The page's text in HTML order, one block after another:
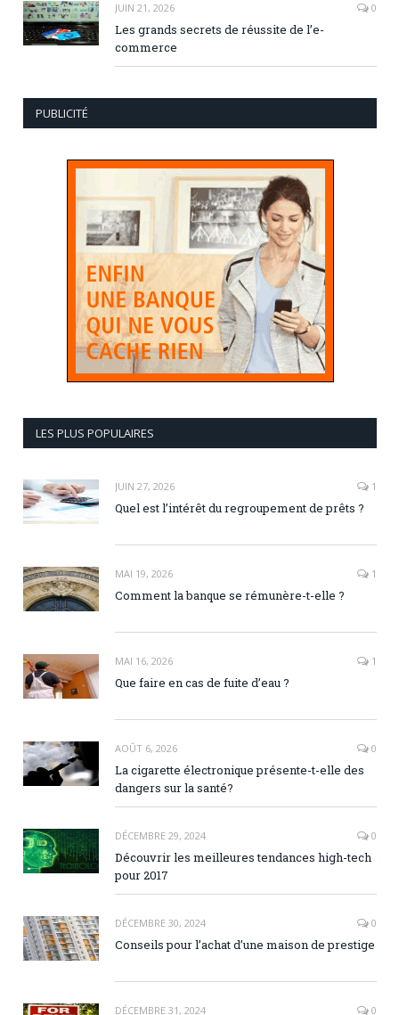
JUIN 21, 2026 0
Les grands secrets de réussite de l’e-
commerce
PUBLICITÉ
LES PLUS POPULAIRES
JUIN 27, 2026 1
Quel est l’intérêt du regroupement de prêts ?
MAI 19, 2026 1
Comment la banque se rémunère-t-elle ?
MAI 16, 2026 1
Que faire en cas de fuite d’eau ?
AOÛT 6, 2026 0
La cigarette électronique présente-t-elle des
dangers sur la santé?
DÉCEMBRE 29, 2024 0
Découvrir les meilleures tendances high-tech
pour 2017
DÉCEMBRE 30, 2024 0
Conseils pour l’achat d’une maison de prestige
DÉCEMBRE 31, 2024 0